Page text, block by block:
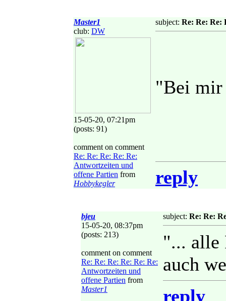
Master1
club: DW
15-05-20, 07:21pm
(posts: 91)
comment on comment
Re: Re: Re: Re: Re:
Antwortzeiten und
offene Partien from
Hobbykegler
subject: Re: Re: Re:
"Bei mir
reply
bjeu
15-05-20, 08:37pm
(posts: 213)
comment on comment
Re: Re: Re: Re: Re: Re:
Antwortzeiten und
offene Partien from
Master1
subject: Re: Re:
"... alle
auch
reply